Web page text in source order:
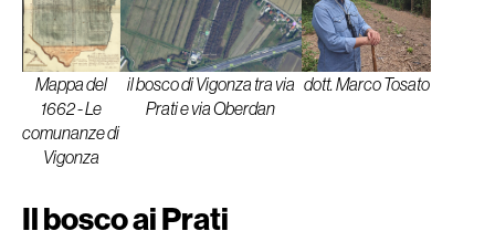
Mappa del
1662 - Le
comunanze di
Vigonza
il bosco di Vigonza tra via
Prati e via Oberdan
dott. Marco Tosato
Il bosco ai Prati